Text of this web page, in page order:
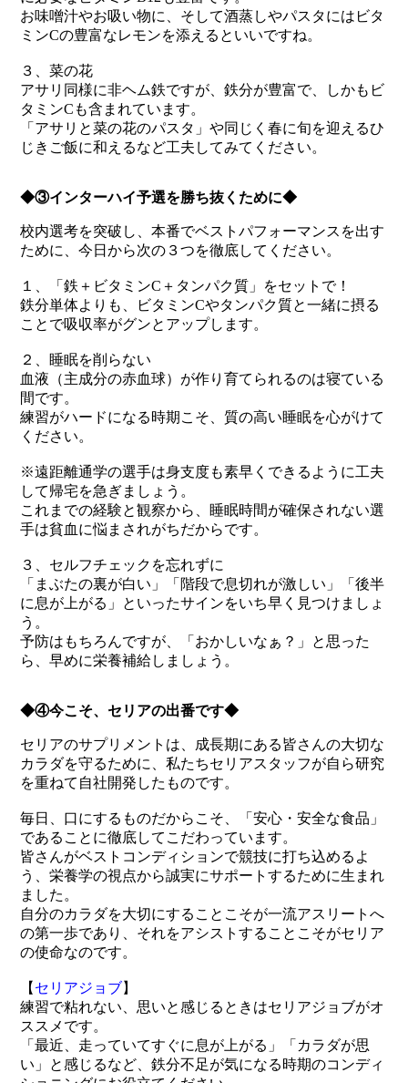
お味噌汁やお吸い物に、そして酒蒸しやパスタにはビタ
ミンCの豊富なレモンを添えるといいですね。
３、菜の花
アサリ同様に非ヘム鉄ですが、鉄分が豊富で、しかもビ
タミンCも含まれています。
「アサリと菜の花のパスタ」や同じく春に旬を迎えるひ
じきご飯に和えるなど工夫してみてください。
◆③インターハイ予選を勝ち抜くために◆
校内選考を突破し、本番でベストパフォーマンスを出す
ために、今日から次の３つを徹底してください。
１、「鉄＋ビタミンC＋タンパク質」をセットで！
鉄分単体よりも、ビタミンCやタンパク質と一緒に摂る
ことで吸収率がグンとアップします。
２、睡眠を削らない
血液（主成分の赤血球）が作り育てられるのは寝ている
間です。
練習がハードになる時期こそ、質の高い睡眠を心がけて
ください。
※遠距離通学の選手は身支度も素早くできるように工夫
して帰宅を急ぎましょう。
これまでの経験と観察から、睡眠時間が確保されない選
手は貧血に悩まされがちだからです。
３、セルフチェックを忘れずに
「まぶたの裏が白い」「階段で息切れが激しい」「後半
に息が上がる」といったサインをいち早く見つけましょ
う。
予防はもちろんですが、「おかしいなぁ？」と思った
ら、早めに栄養補給しましょう。
◆④今こそ、セリアの出番です◆
セリアのサプリメントは、成長期にある皆さんの大切な
カラダを守るために、私たちセリアスタッフが自ら研究
を重ねて自社開発したものです。
毎日、口にするものだからこそ、「安心・安全な食品」
であることに徹底してこだわっています。
皆さんがベストコンディションで競技に打ち込めるよ
う、栄養学の視点から誠実にサポートするために生まれ
ました。
自分のカラダを大切にすることこそが一流アスリートへ
の第一歩であり、それをアシストすることこそがセリア
の使命なのです。
【 セリアジョブ】
練習で粘れない、思いと感じるときはセリアジョブがオ
ススメです。
「最近、走っていてすぐに息が上がる」「カラダが思
い」と感じるなど、鉄分不足が気になる時期のコンディ